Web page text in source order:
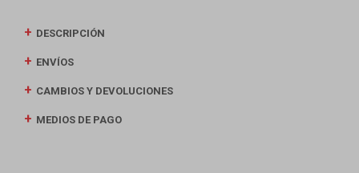
DESCRIPCIÓN
ENVÍOS
CAMBIOS Y DEVOLUCIONES
MEDIOS DE PAGO